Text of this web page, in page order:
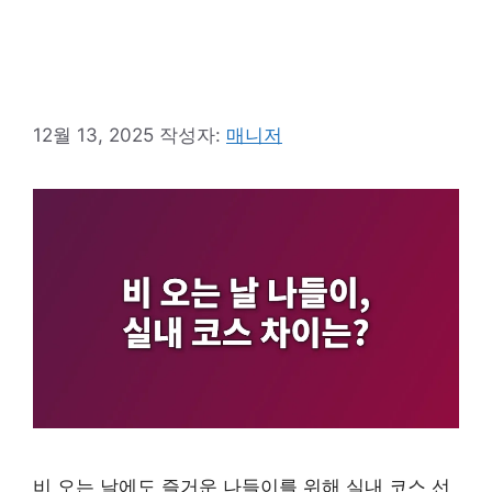
12월 13, 2025 작성자: 매니저
비 오는 날에도 즐거운 나들이를 위해 실내 코스 선